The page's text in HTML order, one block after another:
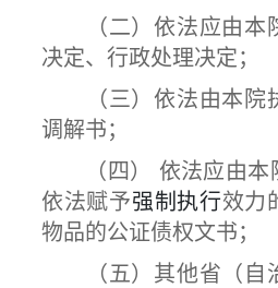
（二）依法应由本
决定、行政处理决定；
（三）依法由本院
调解书；
（四） 依法应由本
依法赋予强制执行效力
物品的公证债权文书；
（五）其他省（自